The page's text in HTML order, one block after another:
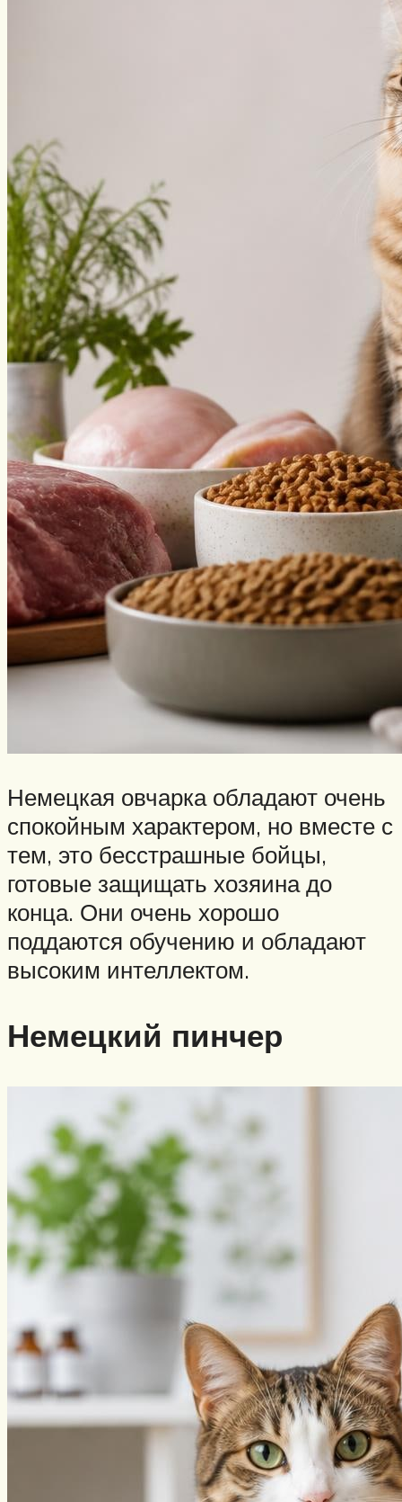
Немецкая овчарка обладают очень
спокойным характером, но вместе с
тем, это бесстрашные бойцы,
готовые защищать хозяина до
конца. Они очень хорошо
поддаются обучению и обладают
высоким интеллектом.
Немецкий пинчер